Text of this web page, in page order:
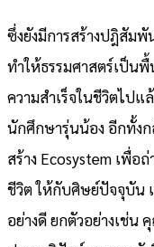
ซึ่งยังมีการสร้างปฎิสัม
ทำให้ธรรมศาสตร์เป็น
ความสำเร็จในชีวิตไปแ
นักศึกษารุ่นน้อง อีกทั้งก
สร้าง Ecosystem เพื่อ
ชีวิต ให้กับศิษย์ปัจจุบัน
อย่างดี ยกตัวอย่างเช่น